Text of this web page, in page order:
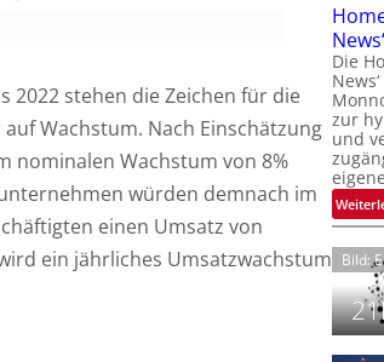
2022 stehen die Zeichen für die
Wachstum. Nach Einschätzung
nominalen Wachstum von 8%
würden demnach im
einen Umsatz von
ein jährliches Umsatzwachstum
News‘
Die
zur
und
Bild: